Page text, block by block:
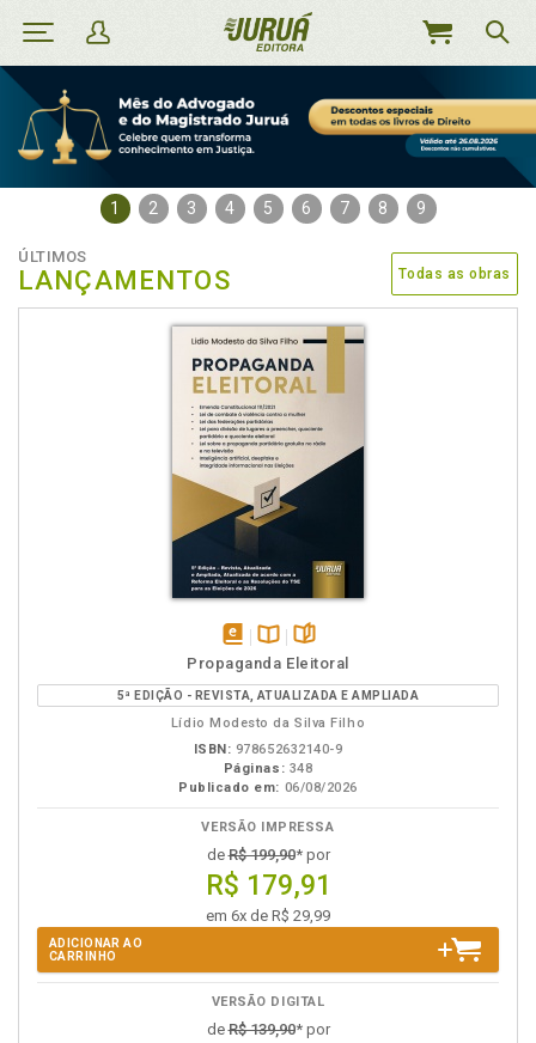
MEU
1 2 3 4 5 6 7 8 9
ÚLTIMOS
LANÇAMENTOS Todas as obras
disponível
em
eBook
Disponível
na
B.V.
páginas
Propaganda Eleitoral
5ª EDIÇÃO - REVISTA, ATUALIZADA E AMPLIADA
Lídio Modesto da Silva Filho
ISBN: 978652632140-9
Páginas: 348
Publicado em: 06/08/2026
VERSÃO IMPRESSA
deR$ 199,90* por
R$ 179,91
em 6x de R$ 29,99
ADICIONAR AO
CARRINHO
VERSÃO DIGITAL
deR$ 139,90* por